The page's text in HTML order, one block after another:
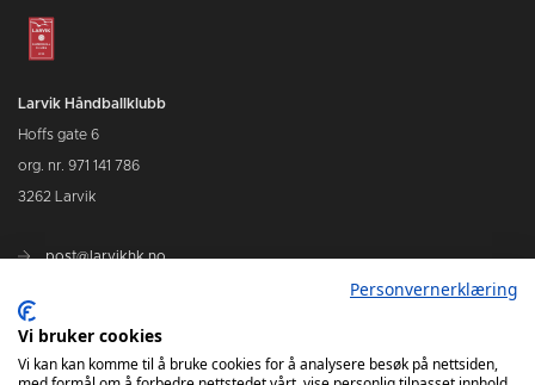
Larvik Håndballklubb
Hoffs gate 6
org. nr. 971 141 786
3262 Larvik
post@larvikhk.no
Personvernerklæring
Vi bruker cookies
Vi kan kan komme til å bruke cookies for å analysere besøk på nettsiden,